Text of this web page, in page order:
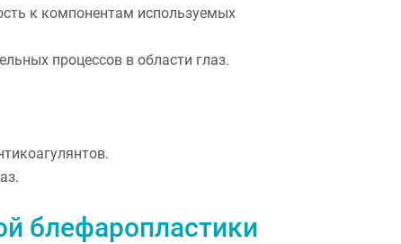
к компонентам используемых
процессов в области глаз.
блефаропластики